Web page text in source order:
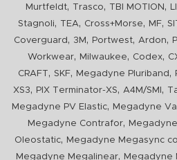
Murtfeldt, Trasco, TBI MOTION ,
Stagnoli, TEA, Cross+Morse, MF,
Coverguard , 3M , Portwest, Ardon,
Workwear, Milwaukee, Codex,
CRAFT, SKF, Megadyne Pluriband ,
XS3, PIX Terminator-XS, A4M/SMI ,
Megadyne PV Elastic, Megadyne
Megadyne Contrafor,
Oleostatic, Megadyne Megasync
Megadyne Megalinear, Megadyne